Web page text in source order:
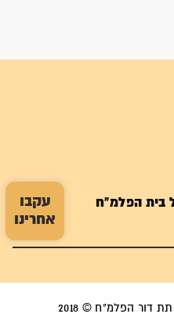
עקבו
אחרינו
בית הפלמ"ח
דור הפלמ"ח © 2018